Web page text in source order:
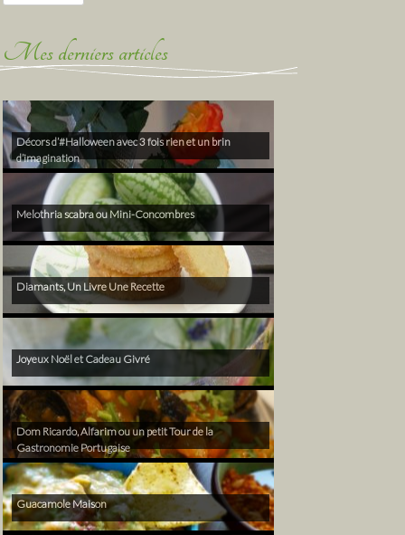
Mes derniers articles
Décors d’#Halloween avec 3 fois rien et un brin
d’imagination
Melothria scabra ou Mini-Concombres
Diamants, Un Livre Une Recette
Joyeux Noël et Cadeau Givré
Dom Ricardo, Alfarim ou un petit Tour de la
Gastronomie Portugaise
Guacamole Maison